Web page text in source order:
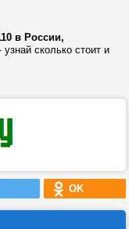
в России,
сколько стоит и
OK